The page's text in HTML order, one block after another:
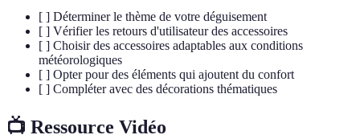
[ ] Déterminer le thème de votre déguisement
[ ] Vérifier les retours d'utilisateur des accessoires
[ ] Choisir des accessoires adaptables aux conditions
météorologiques
[ ] Opter pour des éléments qui ajoutent du confort
[ ] Compléter avec des décorations thématiques
📺 Ressource Vidéo